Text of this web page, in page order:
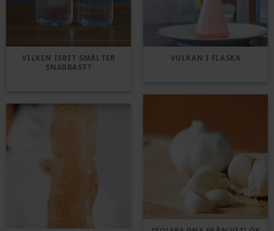
VILKEN ISBIT SMÄLTER
SNABBAST?
VULKAN I FLASKA